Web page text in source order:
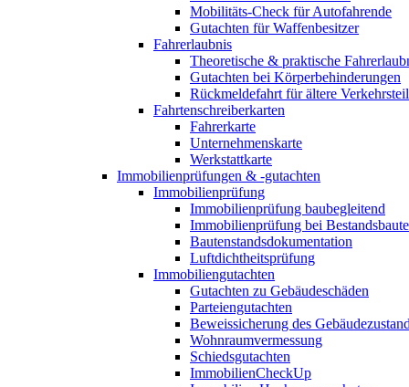
Mobilitäts-Check für Autofahrende
Gutachten für Waffenbesitzer
Fahrerlaubnis
Theoretische & praktische
Gutachten bei Körperbehinderungen
Rückmeldefahrt für ältere
Fahrtenschreiberkarten
Fahrerkarte
Unternehmenskarte
Werkstattkarte
Immobilienprüfungen & -gutachten
Immobilienprüfung
Immobilienprüfung baubegleitend
Immobilienprüfung bei
Bautenstandsdokumentation
Luftdichtheitsprüfung
Immobiliengutachten
Gutachten zu Gebäudeschäden
Parteiengutachten
Beweissicherung des
Wohnraumvermessung
Schiedsgutachten
ImmobilienCheckUp